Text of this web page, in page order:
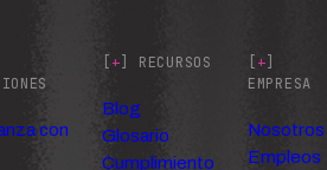
con
[+] RECURSOS
Blog
Glosario
Cumplimiento
[+]
EMPRESA
Nosotros
Empleos